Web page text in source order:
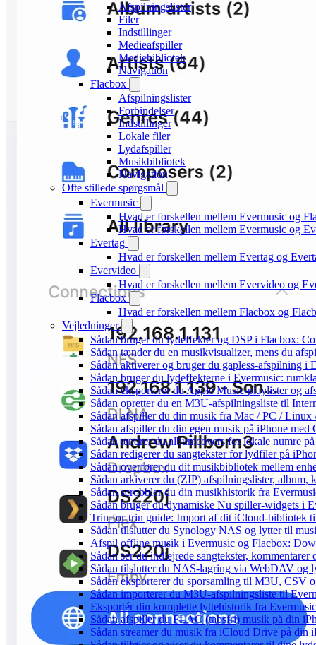
Afspilningslister
Filer
Indstillinger
Medieafspiller
Mediebibliotek
Navigation
Flacbox
Afspilningslister
Forbindelser
Indstillinger
Lokale filer
Lydafspiller
Musikbibliotek
Navigation
Ofte stillede spørgsmål
Evermusic
Hvad er forskellen mellem Evermusic og
Hvad er forskellen mellem Evermusic og
Evertag
Hvad er forskellen mellem Evertag og
Evervideo
Hvad er forskellen mellem Evervideo og
Flacbox
Hvad er forskellen mellem Flacbox og
Vejledninger
Sådan bruger du lydeffekter og DSP i Flacbox:
Sådan tænder du en musikvisualizer, mens du
Sådan aktiverer og bruger du gapless-afspilning i
Sådan bruger du lydeffekterne i Evermusic:
Sådan eksporterer du Apple Music-playlister og
Sådan opretter du en M3U-afspilningsliste til
Sådan afspiller du din musik fra Mac / PC /
Sådan afspiller du din egen musik på iPhone med
Sådan ændrer du albumcovers for lokale numre
Sådan redigerer du sangtekster for lydfiler på
Sådan overfører du dit musikbibliotek mellem
Sådan arkiverer du (ZIP) afspilningslister, album,
Sådan scrobbler du din musikhistorik fra
Sådan bruger du dynamiske Nu spiller-widgets i
Trin-for-trin guide: Import af dit iCloud-bibliotek
Sådan tilslutter du Synology NAS og lytter til
Afspil offline musik i Evermusic og Flacbox:
Sådan ser du indlejrede sangtekster,
Sådan tilslutter du NAS-lagring via WebDAV og
Sådan eksporterer du sporsamling til M3U, CSV
Sådan importerer du M3U-afspilningsliste til
Eksportér din komplette lyttehistorik fra
Sådan afspiller du FLAC (tabsfri) musik på din
Sådan streamer du musik fra iCloud Drive på din